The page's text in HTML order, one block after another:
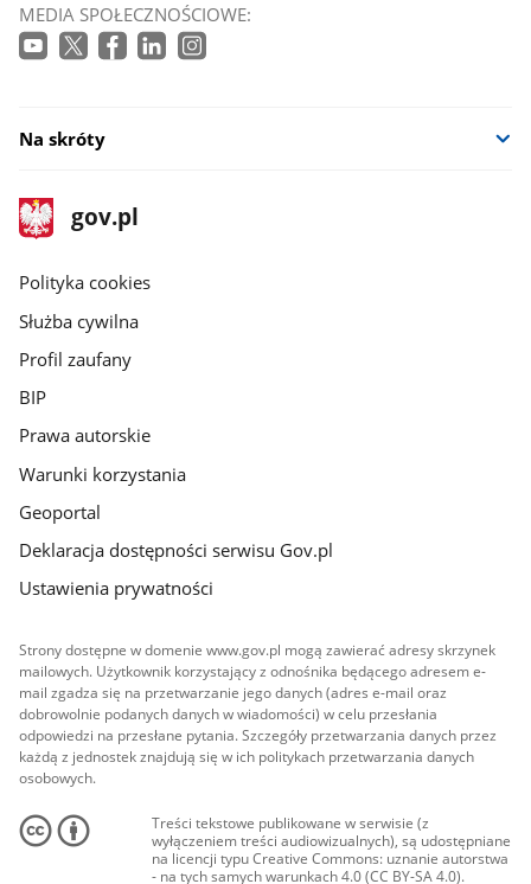
MEDIA SPOŁECZNOŚCIOWE:
Na skróty
stopka
gov.pl
Strona
gov.pl
gov.pl
Polityka cookies
Służba cywilna
Profil zaufany
BIP
Prawa autorskie
Warunki korzystania
Geoportal
Deklaracja dostępności serwisu Gov.pl
Ustawienia prywatności
Strony dostępne w domenie www.gov.pl mogą zawierać adresy skrzynek
mailowych. Użytkownik korzystający z odnośnika będącego adresem e-
mail zgadza się na przetwarzanie jego danych (adres e-mail oraz
dobrowolnie podanych danych w wiadomości) w celu przesłania
odpowiedzi na przesłane pytania. Szczegóły przetwarzania danych przez
każdą z jednostek znajdują się w ich politykach przetwarzania danych
osobowych.
Treści tekstowe publikowane w serwisie (z
wyłączeniem treści audiowizualnych), są udostępniane
na licencji typu Creative Commons: uznanie autorstwa
- na tych samych warunkach 4.0 (CC BY-SA 4.0).